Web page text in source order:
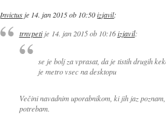
Invictus je 14. jan 2015 ob 10:50 izjavil:
trnvpetije 14. jan 2015 ob 10:16 izjavil:
se je bolj za vprasat, da je tistih drugih
je metro vsec na desktopu
Večini navadnim uporabnikom, ki jih jaz
potrebam.